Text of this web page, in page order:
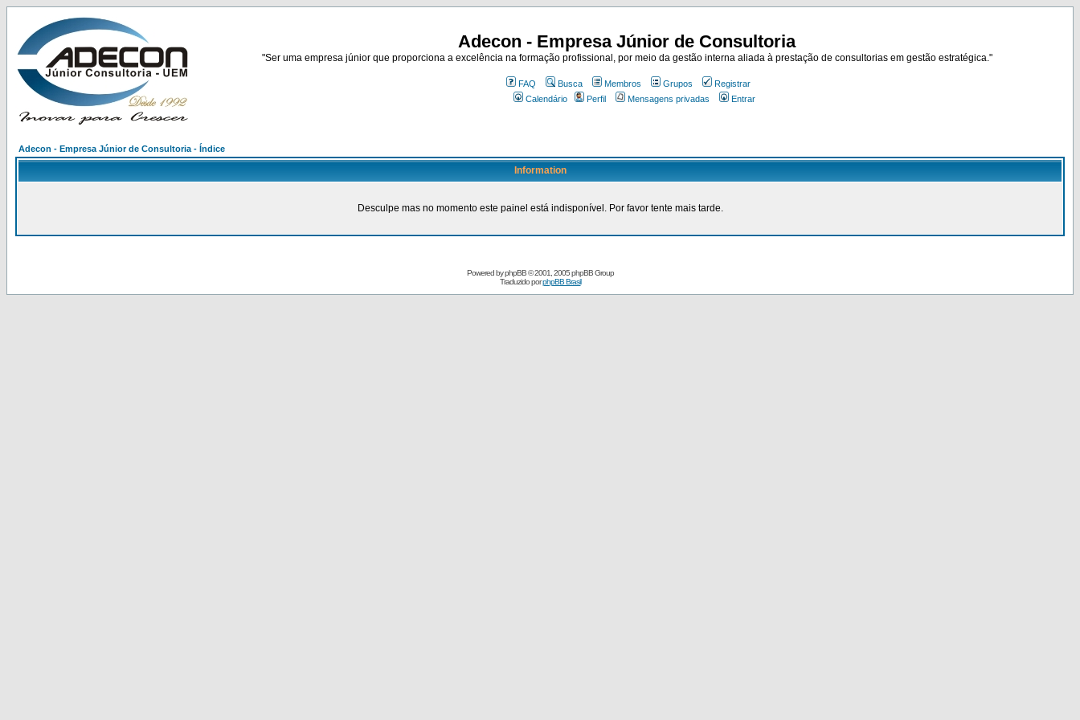
Adecon - Empresa Júnior de Consultoria
"Ser uma empresa júnior que proporciona a excelência na formação profissional, por meio da gestão interna aliada à prestação de consultorias em gestão estratégica."
FAQ Busca Membros Grupos
Registrar
Calendário
Perfil Mensagens privadas Entrar
Adecon - Empresa Júnior de Consultoria - Índice
Information
Desculpe mas no momento este painel está indisponível. Por favor tente mais tarde.
Powered byphpBB© 2001, 2005 phpBB Group
Traduzido porphpBB Brasil